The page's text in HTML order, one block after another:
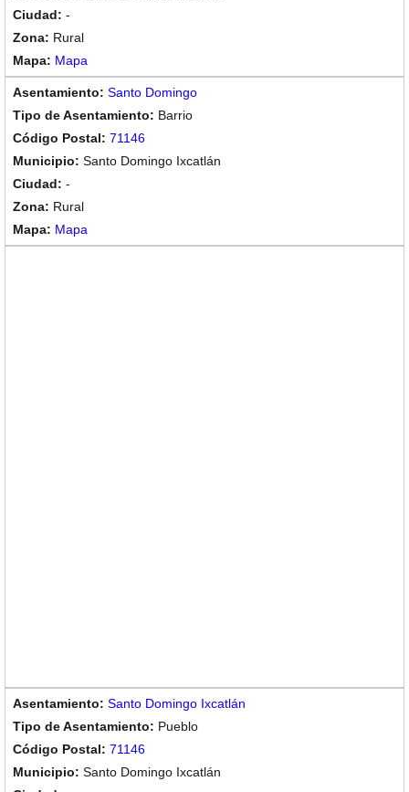
-
Rural
Mapa
Santo Domingo
Barrio
71146
Santo Domingo Ixcatlán
-
Rural
Mapa
Santo Domingo Ixcatlán
Pueblo
71146
Santo Domingo Ixcatlán